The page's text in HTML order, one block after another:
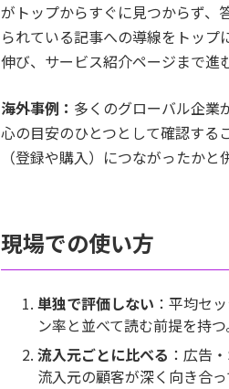
がトップからすぐに見つからず、
られている記事への導線をトッ
伸び、サービス紹介ページまで進
海外事例： 多くのグローバル企業
心の目安のひとつとして確認する
（登録や購入）につながったか
現場での使い方
単独で評価しない ：平均セ
ン率と並べて読む前提を持つ
流入元ごとに比べる ：広告
流入元の顧客が深く向き合っ